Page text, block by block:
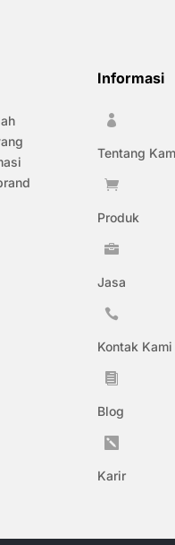
Informasi

Tentang

Produk

Jasa

Kontak Kami

Blog

Karir